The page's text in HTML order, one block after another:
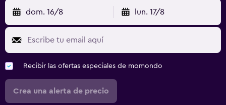
dom. 16/8 lun. 17/8
Recibir las ofertas especiales de momondo
Crea una alerta de precio